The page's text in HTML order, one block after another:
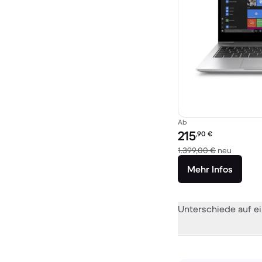
Ab
Preis des erneuerten
215,90 €
1.399,00 € neu
Mehr Infos
Unterschiede auf